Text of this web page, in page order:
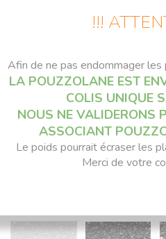
!!!
Afin de ne pas endommager
LA POUZZOLANE EST
COLIS UNIQUE
NOUS NE VALIDERONS
ASSOCIANT
Le poids pourrait écraser les
Merci de votre